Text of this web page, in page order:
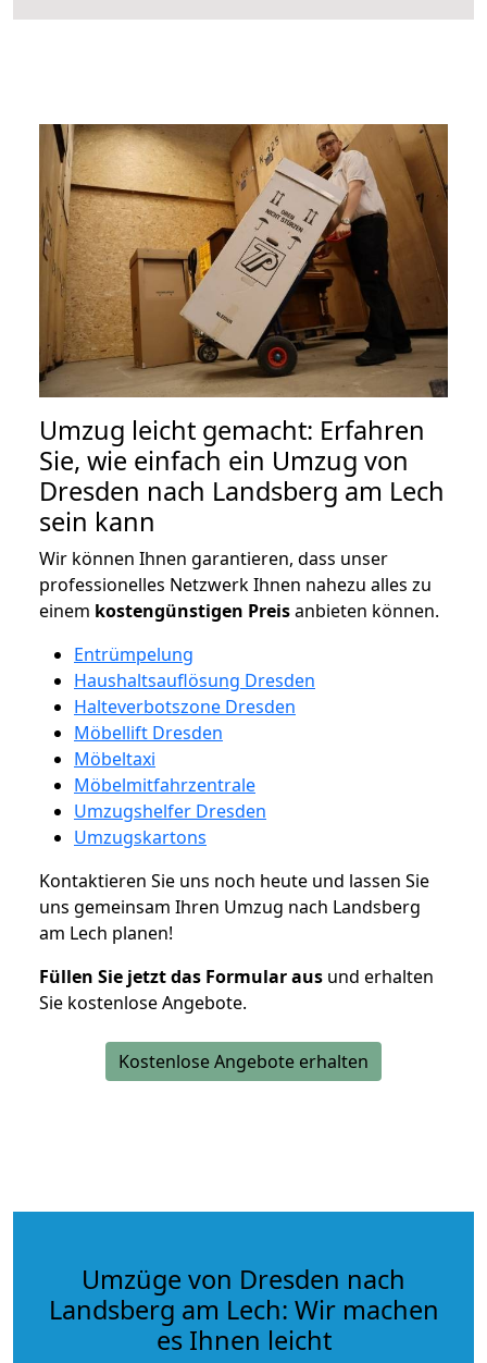
Umzug leicht gemacht: Erfahren
Sie, wie einfach ein Umzug von
Dresden nach Landsberg am Lech
sein kann
Wir können Ihnen garantieren, dass unser
professionelles Netzwerk Ihnen nahezu alles zu
einem kostengünstigen Preisanbieten können.
Entrümpelung
Haushaltsauflösung Dresden
Halteverbotszone Dresden
Möbellift Dresden
Möbeltaxi
Möbelmitfahrzentrale
Umzugshelfer Dresden
Umzugskartons
Kontaktieren Sie uns noch heute und lassen Sie
uns gemeinsam Ihren Umzug nach Landsberg
am Lech planen!
Füllen Sie jetzt das Formular aus und erhalten
Sie kostenlose Angebote.
Kostenlose Angebote erhalten
Umzüge von Dresden nach
Landsberg am Lech: Wir machen
es Ihnen leicht